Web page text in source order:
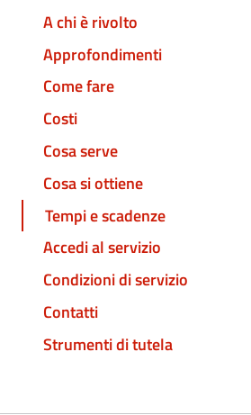
A chi è rivolto
Approfondimenti
Come fare
Costi
Cosa serve
Cosa si ottiene
Tempi e scadenze
Accedi al servizio
Condizioni di servizio
Contatti
Strumenti di tutela